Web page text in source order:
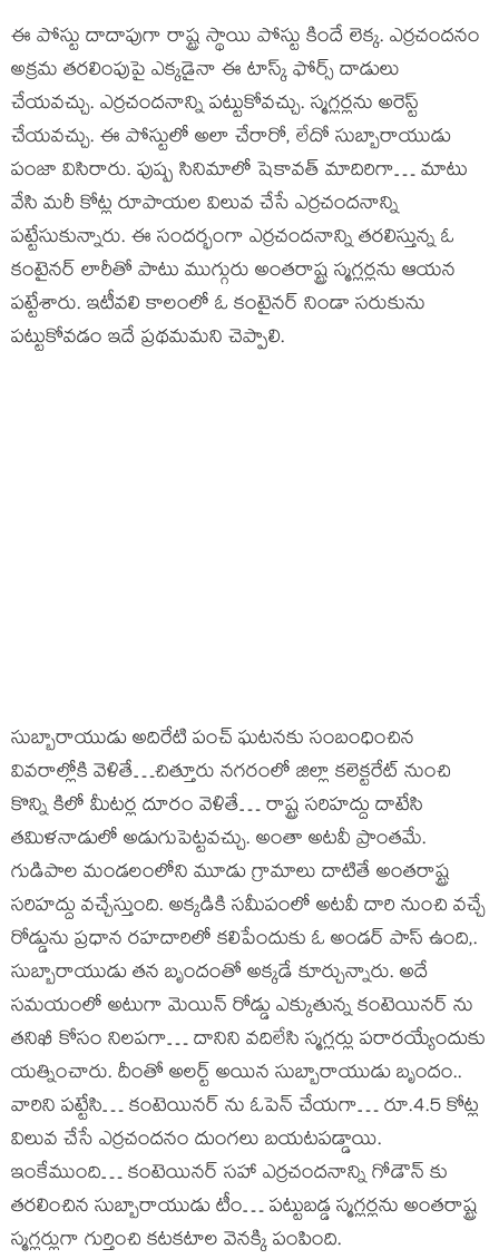
ఈ పోస్టు దాదాపుగా రాష్ట్ర స్థాయి పోస్టు కిందే లెక్క. ఎర్రచందనం
అక్రమ తరలింపుపై ఎక్కడైనా ఈ టాస్క్ ఫోర్స్ దాడులు
చేయవచ్చు. ఎర్రచందనాన్ని పట్టుకోవచ్చు. స్మగ్లర్లను అరెస్ట్
చేయవచ్చు. ఈ పోస్టులో అలా చేరారో, లేదో సుబ్బారాయుడు
పంజా విసిరారు. పుష్ప సినిమాలో షెకావత్ మాదిరిగా… మాటు
వేసి మరీ కోట్ల రూపాయల విలువ చేసే ఎర్రచందనాన్ని
పట్టేసుకున్నారు. ఈ సందర్భంగా ఎర్రచందనాన్ని తరలిస్తున్న ఓ
కంటైనర్ లారీతో పాటు ముగ్గురు అంతరాష్ట్ర స్మగ్లర్లను ఆయన
పట్టేశారు. ఇటీవలి కాలంలో ఓ కంటైనర్ నిండా సరుకును
పట్టుకోవడం ఇదే ప్రథమమని చెప్పాలి.
సుబ్బారాయుడు అదిరేటి పంచ్ ఘటనకు సంబంధించిన
వివరాల్లోకి వెళితే…చిత్తూరు నగరంలో జిల్లా కలెక్టరేట్ నుంచి
కొన్ని కిలో మీటర్ల దూరం వెళితే… రాష్ట్ర సరిహద్దు దాటేసి
తమిళనాడులో అడుగుపెట్టవచ్చు. అంతా అటవీ ప్రాంతమే.
గుడిపాల మండలంలోని మూడు గ్రామాలు దాటితే అంతరాష్ట్ర
సరిహద్దు వచ్చేస్తుంది. అక్కడికి సమీపంలో అటవీ దారి నుంచి వచ్చే
రోడ్డును ప్రధాన రహదారిలో కలిపేందుకు ఓ అండర్ పాస్ ఉంది,.
సుబ్బారాయుడు తన బృందంతో అక్కడే కూర్చున్నారు. అదే
సమయంలో అటుగా మెయిన్ రోడ్డు ఎక్కుతున్న కంటెయినర్ ను
తనిఖీ కోసం నిలపగా… దానిని వదిలేసి స్మగ్లర్లు పరారయ్యేందుకు
యత్నించారు. దీంతో అలర్ట్ అయిన సుబ్బారాయుడు బృందం..
వారిని పట్టేసి… కంటెయినర్ ను ఓపెన్ చేయగా… రూ.4.5 కోట్ల
విలువ చేసే ఎర్రచందనం దుంగలు బయటపడ్డాయి.
ఇంకేముంది… కంటెయినర్ సహా ఎర్రచందనాన్ని గోడౌన్ కు
తరలించిన సుబ్బారాయుడు టీం… పట్టుబడ్డ స్మగ్లర్లను అంతరాష్ట్ర
స్మగ్లర్లుగా గుర్తించి కటకటాల వెనక్కి పంపింది.